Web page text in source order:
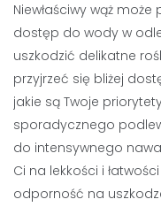
Niewłaściwy wąż
dostęp do wody w
uszkodzić delikatne
przyjrzeć się bliżej
jakie są Twoje
sporadycznego
do intensywnego
Ci na lekkości i
odporność na